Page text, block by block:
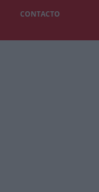
CONTACTO